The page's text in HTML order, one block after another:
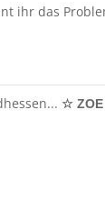
ihr das
☆ ZOE